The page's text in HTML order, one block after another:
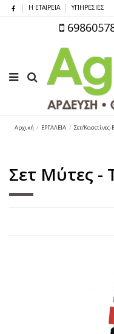
Η ΕΤΑΙΡΕΙΑ ΥΠΗΡΕΣΙΕΣ
Αρχική ΕΡΓΑΛΕΙΑ Σετ/
Σετ Μύτες -